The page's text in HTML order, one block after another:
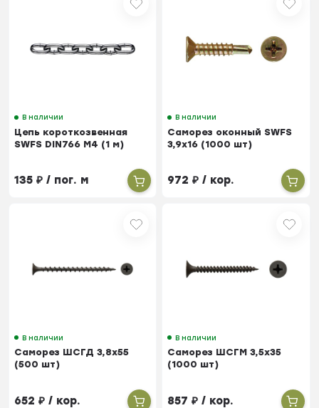
В наличии
Цепь короткозвенная
SWFS DIN766 М4 (1 м)
135₽ / пог. м
В наличии
Саморез оконный SWFS
3,9х16 (1000 шт)
972₽ / кор.
В наличии
Саморез ШСГД 3,8х55
(500 шт)
652₽ / кор.
В наличии
Саморез ШСГМ 3,5х35
(1000 шт)
857₽ / кор.